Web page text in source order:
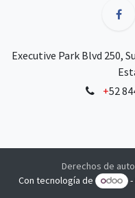
Executive Park Blvd 250,
+52
Derechos de
Con tecnología de
-